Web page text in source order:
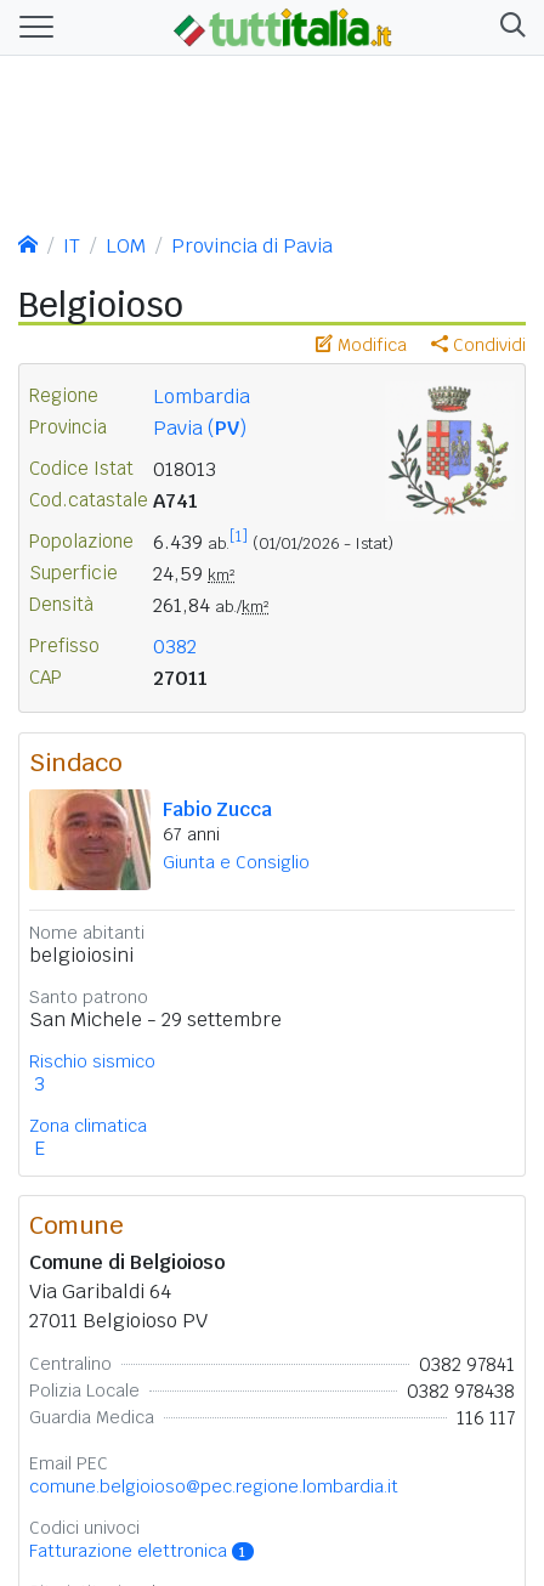
IT LOM Provincia di Pavia
Belgioioso
Modifica Condividi
Regione Lombardia
Provincia Pavia (PV)
Codice Istat 018013
Cod.catastale A741
Popolazione 6.439 ab. [1] (01/01/2026 - Istat)
Superficie 24,59 km²
Densità 261,84 ab./km²
Prefisso 0382
CAP 27011
Sindaco
Fabio Zucca
67 anni
Giunta e Consiglio
Nome abitanti
belgioiosini
Santo patrono
San Michele - 29 settembre
Rischio sismico
3
Zona climatica
E
Comune
Comune di Belgioioso
Via Garibaldi 64
27011 Belgioioso PV
Centralino 0382 97841
Polizia Locale 0382 978438
Guardia Medica 116 117
Email PEC
comune.belgioioso@pec.regione.lombardia.it
Codici univoci
Fatturazione elettronica
1